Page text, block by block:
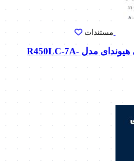
مستندات
کدخطای بیل مکانیکی هیوندای مدل R450LC-7A-